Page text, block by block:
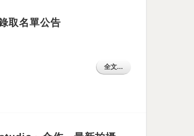
取名單公告
全文...